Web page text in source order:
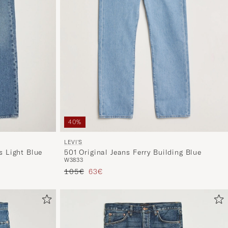
Light Blue
40%
LEVI'S
501 Original Jeans Ferry Building Blue
W3833
Reguliere prijs
105€ Verlaagd prijs
63€